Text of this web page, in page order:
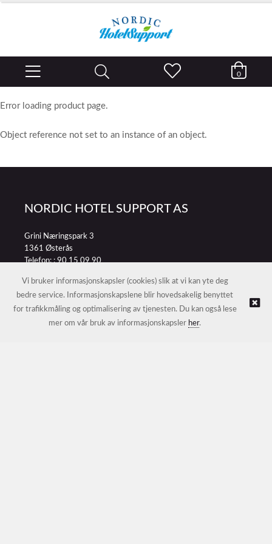
0
Error loading product page.
Object reference not set to an instance of an object.
NORDIC HOTEL SUPPORT AS
Grini Næringspark 3
1361 Østerås
Telefon: :90 15 09 90
© NORDIC HOTEL SUPPORT AS |Nettbutikk levert av Kréatif
Vi bruker informasjonskapsler (cookies) slik at vi kan yte deg
bedre service. Informasjonskapslene blir hovedsakelig benyttet
for trafikkmåling og optimalisering av tjenesten. Du kan også lese
mer om vår bruk av informasjonskapsler her.